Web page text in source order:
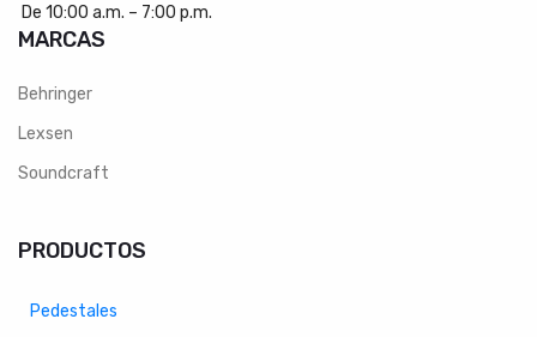
De 10:00 a.m. – 7:00 p.m.
MARCAS
Behringer
Lexsen
Soundcraft
PRODUCTOS
Pedestales